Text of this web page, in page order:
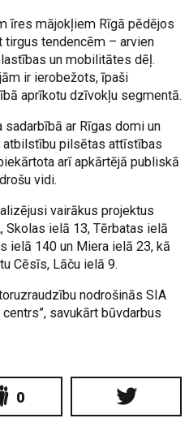
īres mājokļiem Rīgā pēdējos
tirgus tendencēm – arvien
un mobilitātes dēļ.
ir ierobežots, īpaši
aprīkotu dzīvokļu segmentā.
ar Rīgas domi un
pilsētas attīstības
arī apkārtējā publiskā
vidi.
vairākus projektus
Skolas ielā 13, Tērbatas ielā
ielā 140 un Miera ielā 23, kā
Cēsīs, Lāču ielā 9.
nodrošinās SIA
savukārt būvdarbus
0